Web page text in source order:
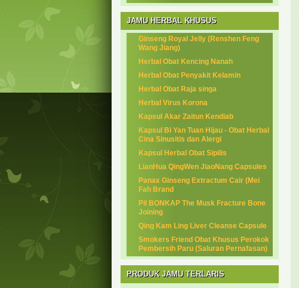
JAMU HERBAL KHUSUS
Ginseng Royal Jelly (Renshen Feng
Wang Jiang)
Herbal Obat Kencing Nanah
Herbal Obat Penyakit Kelamin
Herbal Obat Raja singa
Herbal Virus Korona
Kapsul Akar Zaitun Kendiab
Kapsul Bi Yan Tuan Hijau - Obat Herbal
Cina Sinusitis dan Alergi
Kapsul Herbal Obat Sipilis
LianHua QingWen JiaoNang Capsules
Panax Ginseng Extractum Cair (Mei
Fah Brand
Pil BONKAP The Musk Fracture Bone
Joining
Qing Kam Ling Liver Cleanse Capsule
Smokers Friend Obat Khusus Perokok
Pembersih Paru (Saluran Pernafasan)
PRODUK JAMU TERLARIS